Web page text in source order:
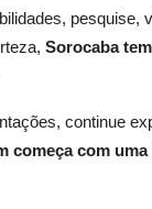
pesquise,
Sorocaba
continue
começa com